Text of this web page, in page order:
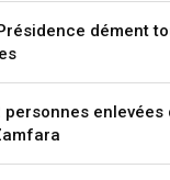
dément
personnes enlevées